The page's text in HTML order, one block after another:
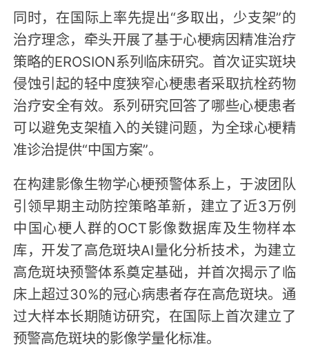
同时，在国际上率先提出“多取出，少支架”的
治疗理念，牵头开展了基于心梗病因精准治疗
策略的EROSION系列临床研究。首次证实斑块
侵蚀引起的轻中度狭窄心梗患者采取抗栓药物
治疗安全有效。系列研究回答了哪些心梗患者
可以避免支架植入的关键问题，为全球心梗精
准诊治提供“中国方案”。
在构建影像生物学心梗预警体系上，于波团队
引领早期主动防控策略革新，建立了近3万例
中国心梗人群的OCT影像数据库及生物样本
库，开发了高危斑块AI量化分析技术，为建立
高危斑块预警体系奠定基础，并首次揭示了临
床上超过30%的冠心病患者存在高危斑块。通
过大样本长期随访研究，在国际上首次建立了
预警高危斑块的影像学量化标准。